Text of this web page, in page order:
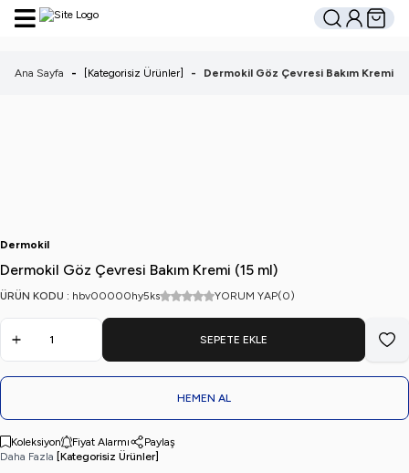
Hesabım
Sepetim
Ana Sayfa - [Kategorisiz Ürünler] - Dermokil Göz Çevresi Bakım Kremi
Dermokil
Dermokil Göz Çevresi Bakım Kremi (15 ml)
ÜRÜN KODU : hbv00000hy5ks YORUM YAP(0)
SEPETE EKLE
HEMEN AL
Koleksiyon Fiyat Alarmı
Paylaş
Daha Fazla [Kategorisiz Ürünler]